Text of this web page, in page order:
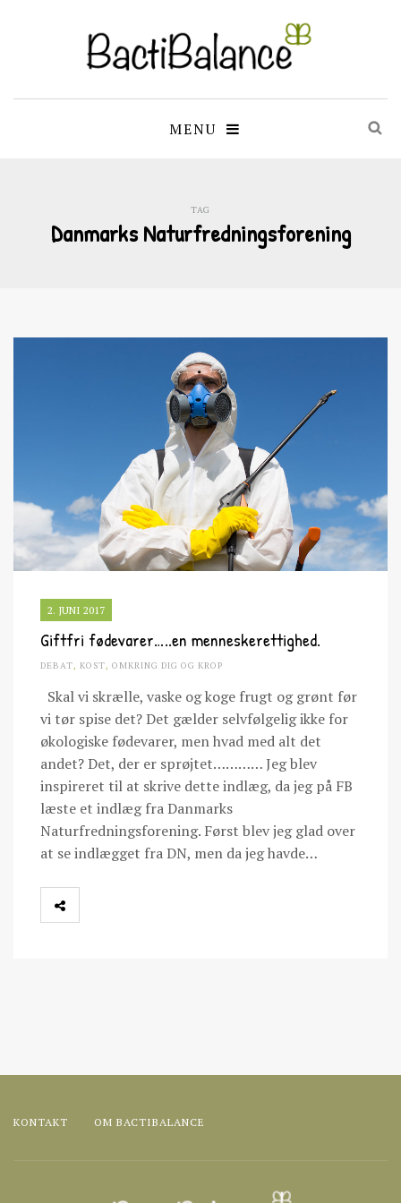
MENU
TAG
Danmarks Naturfredningsforening
2. JUNI 2017
Giftfri fødevarer…..en menneskerettighed.
DEBAT, KOST, OMKRING DIG OG KROP
Skal vi skrælle, vaske og koge frugt og grønt før
vi tør spise det? Det gælder selvfølgelig ikke for
økologiske fødevarer, men hvad med alt det
andet? Det, der er sprøjtet………… Jeg blev
inspireret til at skrive dette indlæg, da jeg på FB
læste et indlæg fra Danmarks
Naturfredningsforening. Først blev jeg glad over
at se indlægget fra DN, men da jeg havde…
KONTAKT OM BACTIBALANCE